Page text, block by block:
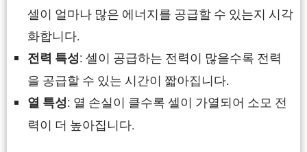
셀이 얼마나 많은 에너지를 공급할 수 있는지 시각
화합니다.
전력 특성: 셀이 공급하는 전력이 많을수록 전력
을 공급할 수 있는 시간이 짧아집니다.
열 특성: 열 손실이 클수록 셀이 가열되어 소모 전
력이 더 높아집니다.